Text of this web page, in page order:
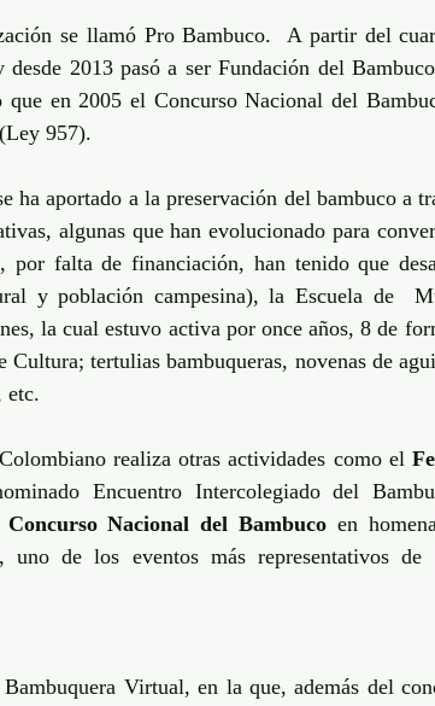
se llamó Pro Bambuco.  A partir del
2013 pasó a ser Fundación del
en 2005 el Concurso Nacional del
957).
ha aportado a la preservación del bambuco a
algunas que han evolucionado para
por falta de financiación, han tenido que
y población campesina), la Escuela de
la cual estuvo activa por once años, 8 de
tertulias bambuqueras, novenas de
etc.
realiza otras actividades como el
Encuentro Intercolegiado del
Concurso Nacional del Bambuco en
uno de los eventos más representativos de
Virtual, en la que, además del